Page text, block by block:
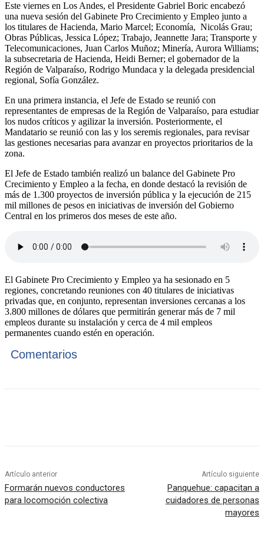
Este viernes en Los Andes, el Presidente Gabriel Boric encabezó
una nueva sesión del Gabinete Pro Crecimiento y Empleo junto a
los titulares de Hacienda, Mario Marcel; Economía, Nicolás Grau;
Obras Públicas, Jessica López; Trabajo, Jeannette Jara; Transporte y
Telecomunicaciones, Juan Carlos Muñoz; Minería, Aurora Williams;
la subsecretaria de Hacienda, Heidi Berner; el gobernador de la
Región de Valparaíso, Rodrigo Mundaca y la delegada presidencial
regional, Sofía González.
En una primera instancia, el Jefe de Estado se reunió con
representantes de empresas de la Región de Valparaíso, para estudiar
los nudos críticos y agilizar la inversión. Posteriormente, el
Mandatario se reunió con las y los seremis regionales, para revisar
las gestiones necesarias para avanzar en proyectos prioritarios de la
zona.
El Jefe de Estado también realizó un balance del Gabinete Pro
Crecimiento y Empleo a la fecha, en donde destacó la revisión de
más de 1.300 proyectos de inversión pública y la ejecución de 215
mil millones de pesos en iniciativas de inversión del Gobierno
Central en los primeros dos meses de este año.
El Gabinete Pro Crecimiento y Empleo ya ha sesionado en 5
regiones, concretando reuniones con 40 titulares de iniciativas
privadas que, en conjunto, representan inversiones cercanas a los
3.800 millones de dólares que permitirán generar más de 7 mil
empleos durante su instalación y cerca de 4 mil empleos
permanentes cuando estén en operación.
Comentarios
Artículo anterior
Formarán nuevos conductores
para locomoción colectiva
Artículo siguiente
Panquehue: capacitan a
cuidadores de personas
mayores